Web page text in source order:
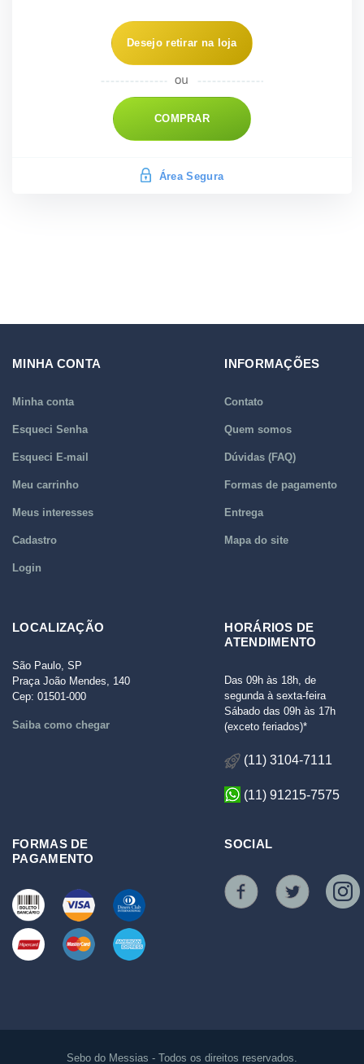
Desejo retirar na loja
COMPRAR
Área Segura
MINHA CONTA
Minha conta
Esqueci Senha
Esqueci E-mail
Meu carrinho
Meus interesses
Cadastro
Login
INFORMAÇÕES
Contato
Quem somos
Dúvidas (FAQ)
Formas de pagamento
Entrega
Mapa do site
LOCALIZAÇÃO
São Paulo, SP
Praça João Mendes, 140
Cep: 01501-000
Saiba como chegar
HORÁRIOS DE
ATENDIMENTO
Das 09h às 18h, de
segunda à sexta-feira
Sábado das 09h às 17h
(exceto feriados)*
(11) 3104-7111
(11) 91215-7575
FORMAS DE
PAGAMENTO
SOCIAL
Sebo do Messias - Todos os direitos reservados.